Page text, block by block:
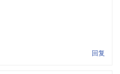
回复